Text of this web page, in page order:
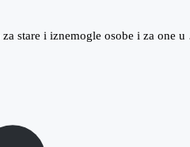
stare i iznemogle osobe i za one